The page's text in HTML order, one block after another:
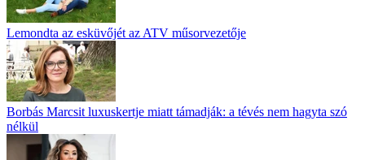
Lemondta az esküvőjét az ATV műsorvezetője
Borbás Marcsit luxuskertje miatt támadják: a tévés nem hagyta szó
nélkül